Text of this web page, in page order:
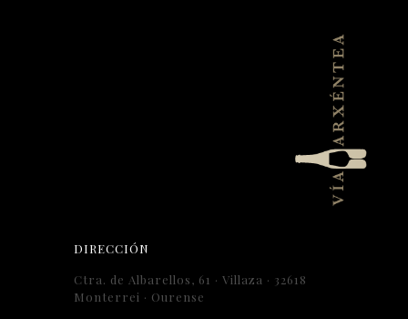
DIRECCIÓN
Ctra. de Albarellos, 61 · Villaza · 32618
Monterrei · Ourense